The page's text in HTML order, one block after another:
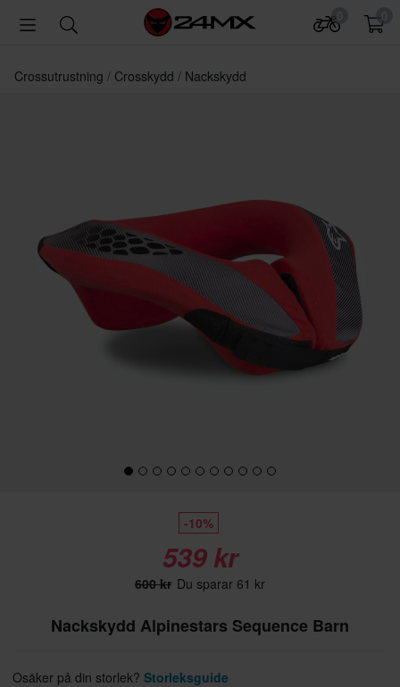
Crossutrustning Crosskydd Nackskydd
-10%
539 kr
600 kr Du sparar 61 kr
Nackskydd Alpinestars Sequence Barn
Osäker på din storlek? Storleksguide